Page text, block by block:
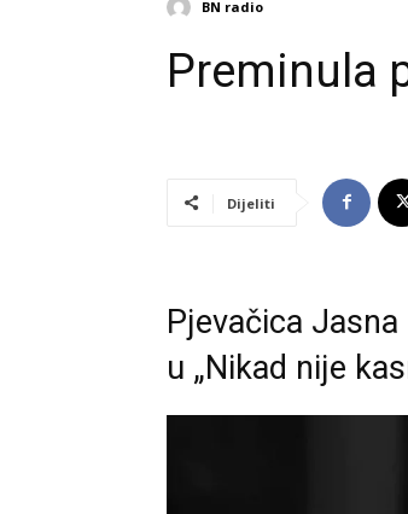
BN radio
Preminula
Dijeliti
Pjevačica
u „Nikad nije